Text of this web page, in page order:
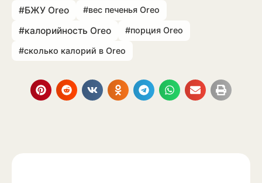
#БЖУ Oreo #вес печенья Oreo
#калорийность Oreo #порция Oreo
#сколько калорий в Oreo